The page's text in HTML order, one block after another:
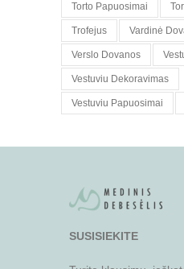
Torto Papuosimai
Trofejus Vardinė
Verslo Dovanos
Vestuviu Dekoravimas
Vestuviu Papuosimai
SUSISIEKITE